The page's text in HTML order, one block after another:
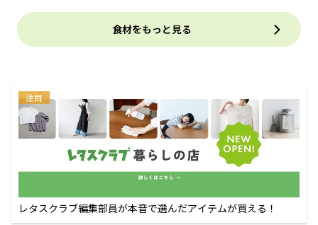
食材をもっと見る
注目
レタスクラブ編集部員が本音で選んだアイテムが買える！